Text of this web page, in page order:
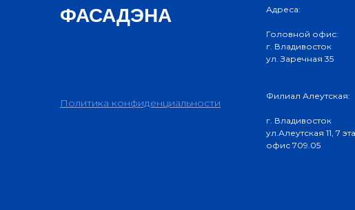
ФАСАДЭНА
Политика конфиденциальности
Адреса:
Головной офис:
г. Владивосток
ул. Заречная 35
Филиал Алеутская:
г. Владивосток
ул.Алеутская 11, 7
офис 709.05